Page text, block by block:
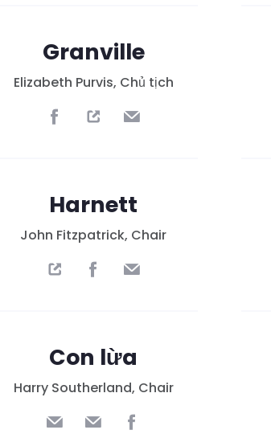
Granville
Elizabeth Purvis, Chủ tịch
Harnett
John Fitzpatrick, Chair
Con lừa
Harry Southerland, Chair